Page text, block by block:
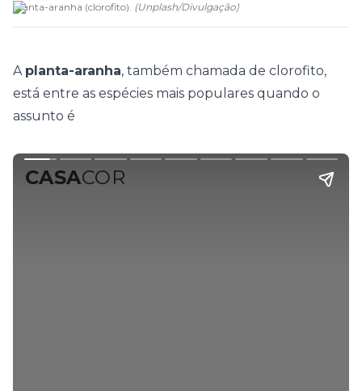
Planta-aranha (clorofito). (Unplash/Divulgação)
A planta-aranha, também chamada de clorofito,
está entre as espécies mais populares quando o
assunto é